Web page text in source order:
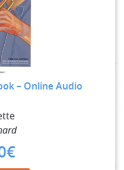
– Online Audio
€